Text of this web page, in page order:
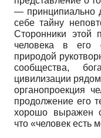
— принципиально
себе тайну
Сторонники этой
человека в его
природой
сообщества,
цивилизации
органопроекция
продолжение его
хорошо выражен
что «человек есть